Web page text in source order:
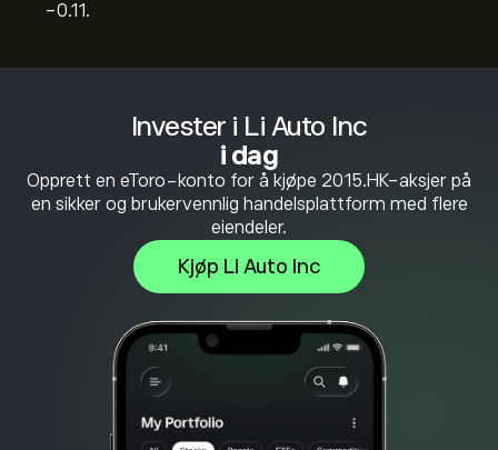
Invester i Li Auto Inc
i dag
Opprett en eToro-konto for å kjøpe 2015.HK-aksjer på
en sikker og brukervennlig handelsplattform med flere
eiendeler.
Kjøp Li Auto Inc
-0.11.